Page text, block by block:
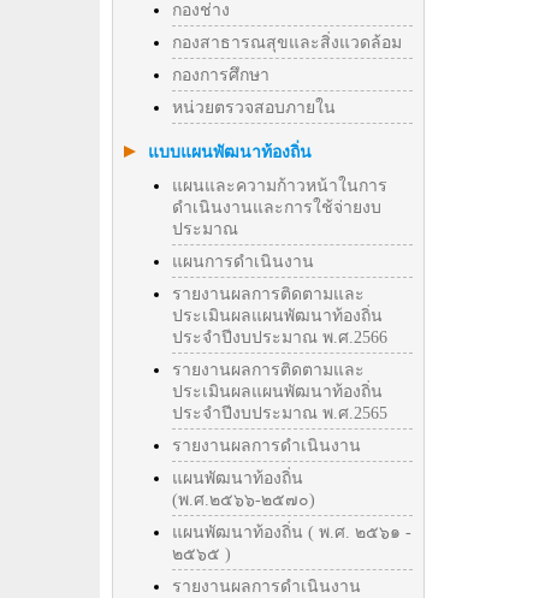
กองช่าง
กองสาธารณสุขและสิ่งแวดล้อม
กองการศึกษา
หน่วยตรวจสอบภายใน
แบบแผนพัฒนาท้องถิ่น
แผนและความก้าวหน้าในการ
ดำเนินงานและการใช้จ่ายงบ
ประมาณ
แผนการดำเนินงาน
รายงานผลการติดตามและ
ประเมินผลแผนพัฒนาท้องถิ่น
ประจำปีงบประมาณ พ.ศ.2566
รายงานผลการติดตามและ
ประเมินผลแผนพัฒนาท้องถิ่น
ประจำปีงบประมาณ พ.ศ.2565
รายงานผลการดำเนินงาน
แผนพัฒนาท้องถิ่น
(พ.ศ.๒๕๖๖-๒๕๗๐)
แผนพัฒนาท้องถิ่น ( พ.ศ. ๒๕๖๑ -
๒๕๖๕ )
รายงานผลการดำเนินงาน